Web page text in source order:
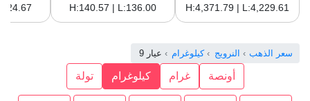
H:4,371.79 | L:4,229.61
H:140.57 | L:136.00
سعر الذهب النرويج كيلوغرام عيار 9
أونصة غرام كيلوغرام تولة